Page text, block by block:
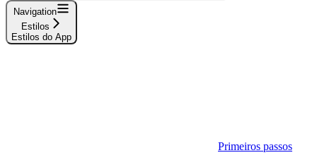
Navigation
Estilos
Estilos do App
Primeiros passos